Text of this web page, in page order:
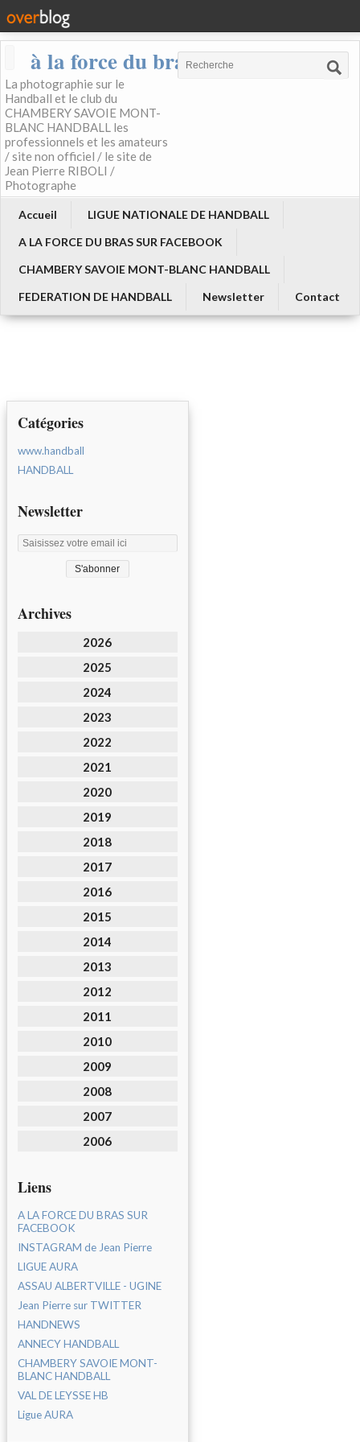
à la force du bras
La photographie sur le
Handball et le club du
CHAMBERY SAVOIE MONT-
BLANC HANDBALL les
professionnels et les amateurs
/ site non officiel / le site de
Jean Pierre RIBOLI /
Photographe
Accueil
LIGUE NATIONALE DE HANDBALL
A LA FORCE DU BRAS SUR FACEBOOK
CHAMBERY SAVOIE MONT-BLANC HANDBALL
FEDERATION DE HANDBALL
Newsletter Contact
Catégories
www.handball
HANDBALL
Newsletter
Archives
2026
2025
2024
2023
2022
2021
2020
2019
2018
2017
2016
2015
2014
2013
2012
2011
2010
2009
2008
2007
2006
Liens
A LA FORCE DU BRAS SUR
FACEBOOK
INSTAGRAM de Jean Pierre
LIGUE AURA
ASSAU ALBERTVILLE - UGINE
Jean Pierre sur TWITTER
HANDNEWS
ANNECY HANDBALL
CHAMBERY SAVOIE MONT-
BLANC HANDBALL
VAL DE LEYSSE HB
Ligue AURA